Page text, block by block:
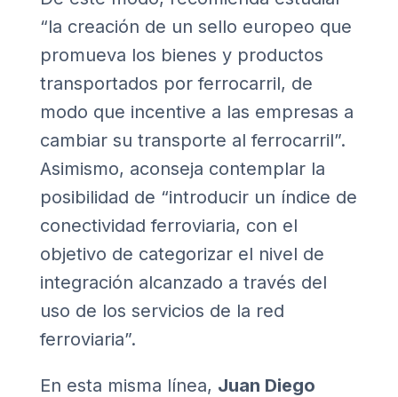
“la creación de un sello europeo que
promueva los bienes y productos
transportados por ferrocarril, de
modo que incentive a las empresas a
cambiar su transporte al ferrocarril”.
Asimismo, aconseja contemplar la
posibilidad de “introducir un índice de
conectividad ferroviaria, con el
objetivo de categorizar el nivel de
integración alcanzado a través del
uso de los servicios de la red
ferroviaria”.
En esta misma línea, Juan Diego